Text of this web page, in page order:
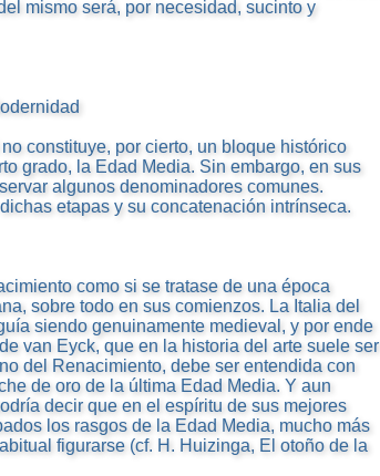
mismo será, por necesidad, sucinto y
constituye, por cierto, un bloque histórico
grado, la Edad Media. Sin embargo, en sus
algunos denominadores comunes.
etapas y su concatenación intrínseca.
como si se tratase de una época
sobre todo en sus comienzos. La Italia del
siendo genuinamente medieval, y por ende
van Eyck, que en la historia del arte suele ser
del Renacimiento, debe ser entendida con
de oro de la última Edad Media. Y aun
decir que en el espíritu de sus mejores
los rasgos de la Edad Media, mucho más
figurarse (cf. H. Huizinga, El otoño de la